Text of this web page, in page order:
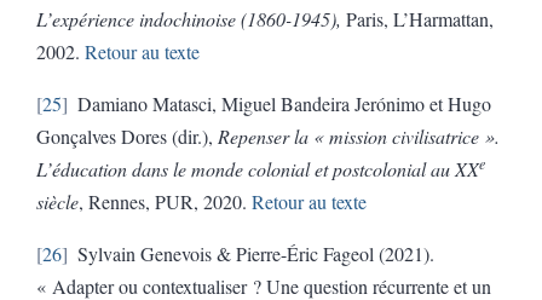
L’expérience indochinoise (1860-1945), Paris, L’Harmattan,
2002. Retour au texte
25
Damiano Matasci, Miguel Bandeira Jerónimo et Hugo
Gonçalves Dores (dir.), Repenser la « mission civilisatrice ».
L’éducation dans le monde colonial et postcolonial au XXe
siècle, Rennes, PUR, 2020. Retour au texte
26
Sylvain Genevois & Pierre-Éric Fageol (2021).
« Adapter ou contextualiser ? Une question récurrente et un